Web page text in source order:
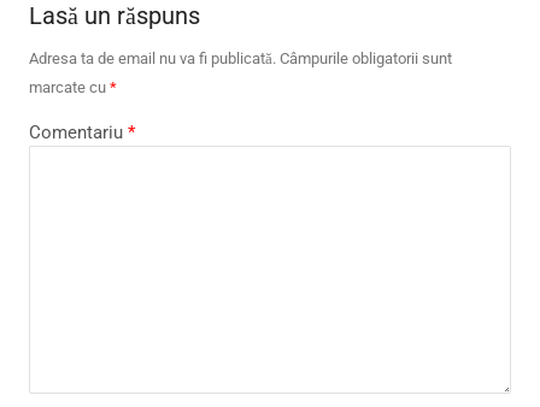
Lasă un răspuns
Adresa ta de email nu va fi publicată. Câmpurile obligatorii sunt
marcate cu *
Comentariu *